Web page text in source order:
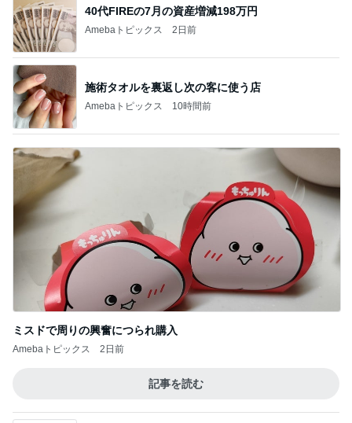
40代FIREの7月の資産増減198万円
Amebaトピックス 2日前
施術タオルを裏返し次の客に使う店
Amebaトピックス 10時間前
ミスドで周りの興奮につられ購入
Amebaトピックス 2日前
記事を読む